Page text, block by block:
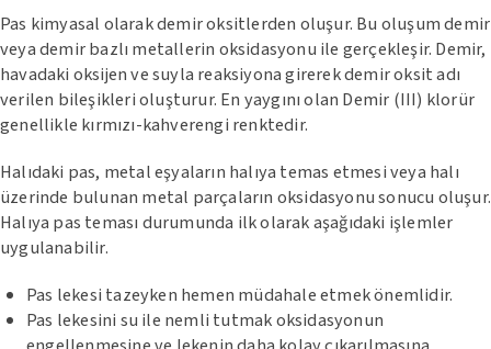
Pas kimyasal olarak demir oksitlerden oluşur. Bu oluşum demir
veya demir bazlı metallerin oksidasyonu ile gerçekleşir. Demir,
havadaki oksijen ve suyla reaksiyona girerek demir oksit adı
verilen bileşikleri oluşturur. En yaygını olan Demir (III) klorür
genellikle kırmızı-kahverengi renktedir.
Halıdaki pas, metal eşyaların halıya temas etmesi veya halı
üzerinde bulunan metal parçaların oksidasyonu sonucu oluşur.
Halıya pas teması durumunda ilk olarak aşağıdaki işlemler
uygulanabilir.
Pas lekesi tazeyken hemen müdahale etmek önemlidir.
Pas lekesini su ile nemli tutmak oksidasyonun